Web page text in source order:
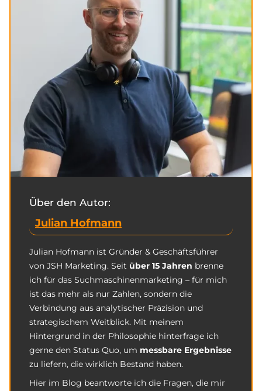
Über den Autor:
Julian Hofmann
Julian Hofmann ist Gründer & Geschäftsführer
von JSH Marketing. Seit über 15 Jahren brenne
ich für das Suchmaschinenmarketing – für mich
ist das mehr als nur Zahlen, sondern die
Verbindung aus analytischer Präzision und
strategischem Weitblick. Mit meinem
Hintergrund in der Philosophie hinterfrage ich
gerne den Status Quo, um messbare Ergebnisse
zu liefern, die wirklich Bestand haben.
Hier im Blog beantworte ich die Fragen, die mir